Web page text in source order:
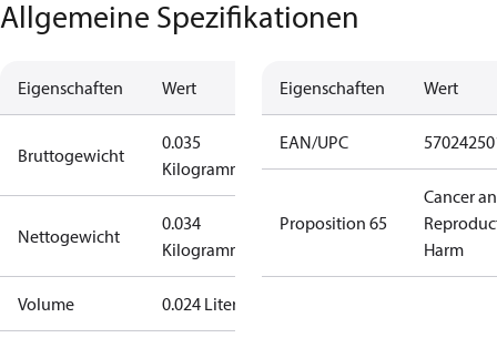
Allgemeine Spezifikationen
Eigenschaften Wert
Bruttogewicht
0.035
Kilogramm
Nettogewicht
0.034
Kilogramm
Volume 0.024 Liter
Eigenschaften Wert
EAN/UPC
Proposition 65
Cancer
Harm